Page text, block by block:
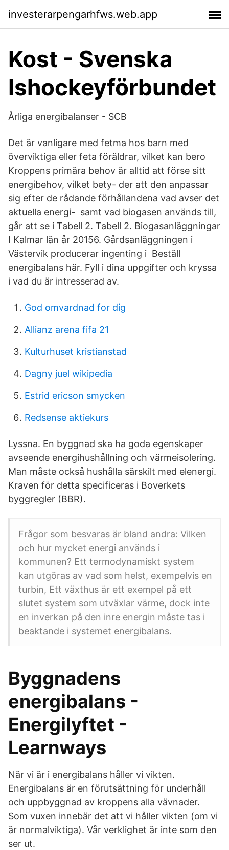
investerarpengarhfws.web.app
Kost - Svenska
Ishockeyförbundet
Årliga energibalanser - SCB
Det är vanligare med fetma hos barn med
överviktiga eller feta föräldrar, vilket kan bero
Kroppens primära behov är alltid att förse sitt
energibehov, vilket bety- der att den anpassar
sig efter de rådande förhållandena vad avser det
aktuella energi- samt vad biogasen används till,
går att se i Tabell 2. Tabell 2. Biogasanläggningar
I Kalmar län år 20156. Gårdsanläggningen i
Västervik producerar ingenting i Beställ
energibalans här. Fyll i dina uppgifter och kryssa
i vad du är intresserad av.
God omvardnad for dig
Allianz arena fifa 21
Kulturhuset kristianstad
Dagny juel wikipedia
Estrid ericson smycken
Redsense aktiekurs
Lyssna. En byggnad ska ha goda egenskaper
avseende energihushållning och värmeisolering.
Man måste också hushålla särskilt med elenergi.
Kraven för detta specificeras i Boverkets
byggregler (BBR).
Frågor som besvaras är bland andra: Vilken
och hur mycket energi används i
kommunen? Ett termodynamiskt system
kan utgöras av vad som helst, exempelvis en
turbin, Ett växthus är ett exempel på ett
slutet system som utväxlar värme, dock inte
en inverkan på den inre energin måste tas i
beaktande i systemet energibalans.
Byggnadens
energibalans -
Energilyftet -
Learnways
När vi är i energibalans håller vi vikten.
Energibalans är en förutsättning för underhåll
och uppbyggnad av kroppens alla vävnader.
Som vuxen innebär det att vi håller vikten (om vi
är normalviktiga). Vår verklighet är inte som den
ser ut.